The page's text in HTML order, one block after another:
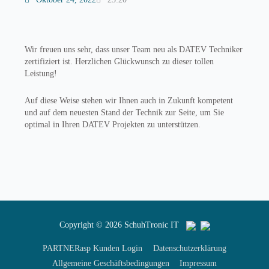
Wir freuen uns sehr, dass unser Team neu als DATEV Techniker
zertifiziert ist. Herzlichen Glückwunsch zu dieser tollen
Leistung!
Auf diese Weise stehen wir Ihnen auch in Zukunft kompetent
und auf dem neuesten Stand der Technik zur Seite, um Sie
optimal in Ihren DATEV Projekten zu unterstützen.
Copyright © 2026 SchuhTronic IT
PARTNERasp Kunden Login
Datenschutzerklärung
Allgemeine Geschäftsbedingungen
Impressum